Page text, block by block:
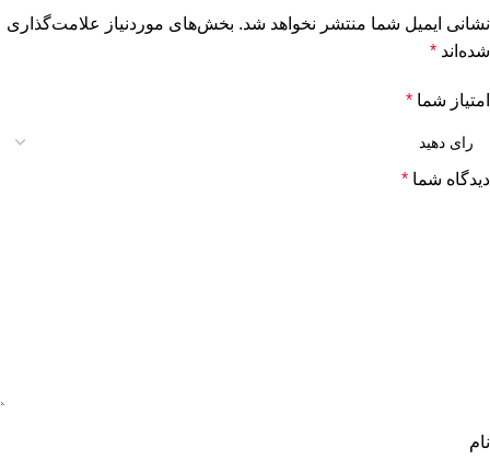
نشانی ایمیل شما منتشر نخواهد شد. بخش‌های موردنیاز علامت‌گذاری
شده‌اند *
امتیاز شما *
دیدگاه شما *
نام